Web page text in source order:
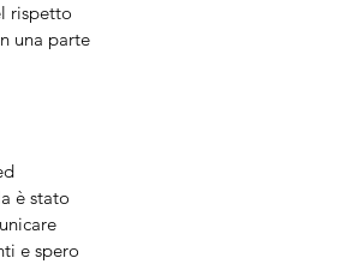
rispetto
una parte
è stato
e spero